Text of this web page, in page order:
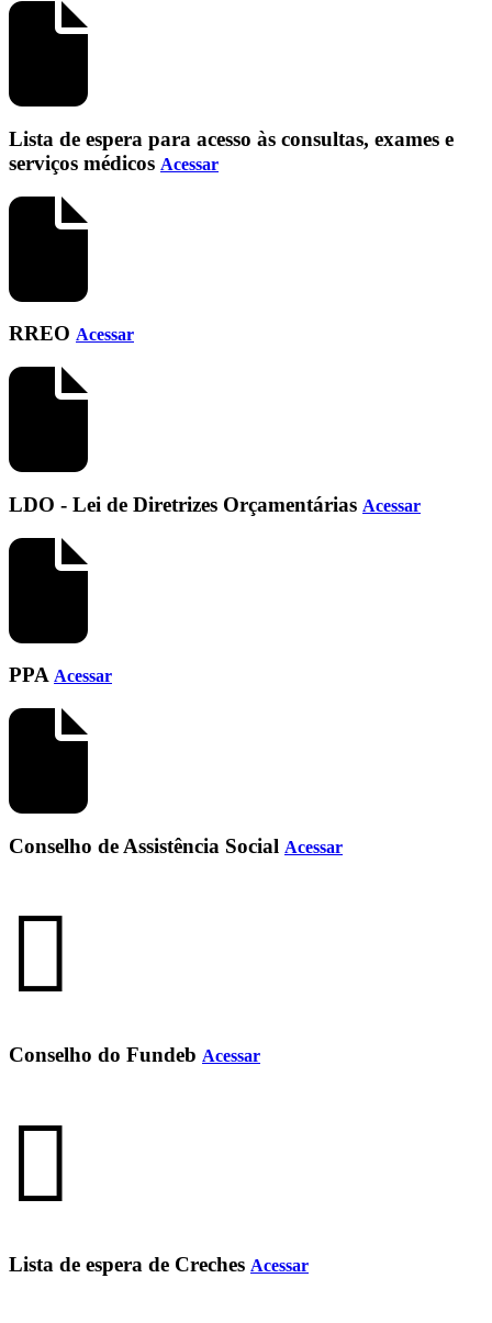
Lista de espera para acesso às consultas, exames e
serviços médicos Acessar
RREO Acessar
LDO - Lei de Diretrizes Orçamentárias Acessar
PPA Acessar
Conselho de Assistência Social Acessar
Conselho do Fundeb Acessar
Lista de espera de Creches Acessar